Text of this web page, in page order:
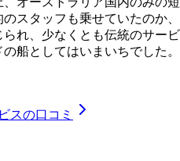
スタッフも乗せていたのか、
れ、少なくとも伝統のサービ
船としてはいまいちでした。
スの口コミ